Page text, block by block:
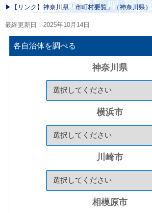
▶︎【リンク】神奈川県「市町村要覧」（神奈川県）
最終更新日：2025年10月14日
各自治体を調べる
神奈川県
横浜市
川崎市
相模原市